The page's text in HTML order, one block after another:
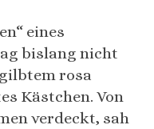
eines
bislang nicht
rosa
Kästchen. Von
verdeckt, sah